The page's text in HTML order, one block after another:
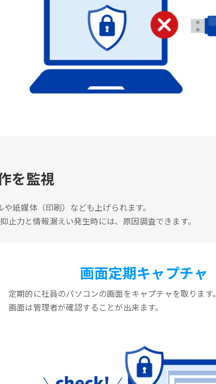
を監視
紙媒体（印刷）なども上げられます。
力と情報漏えい発生時には、原因調査できます。
画面定期キャプチャ
定期的に社員のパソコンの画面をキャプチャを取ります。
画面は管理者が確認することが出来ます。